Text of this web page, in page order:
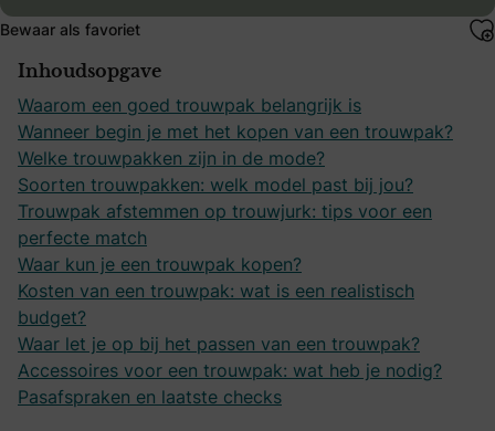
Bewaar als favoriet
Inhoudsopgave
Waarom een goed trouwpak belangrijk is
Wanneer begin je met het kopen van een trouwpak?
Welke trouwpakken zijn in de mode?
Soorten trouwpakken: welk model past bij jou?
Trouwpak afstemmen op trouwjurk: tips voor een
perfecte match
Waar kun je een trouwpak kopen?
Kosten van een trouwpak: wat is een realistisch
budget?
Waar let je op bij het passen van een trouwpak?
Accessoires voor een trouwpak: wat heb je nodig?
Pasafspraken en laatste checks